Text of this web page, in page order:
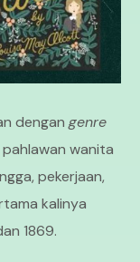
dengangenre
wanita
pekerjaan,
kalinya
1869.